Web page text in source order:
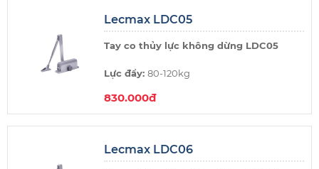
Không điểm dừng
Lecmax LDC05
Tay co thủy lực không dừng LDC05
Lực đẩy: 80-120kg
Thương hiệu:
Xuất xứ:Trung Quốc
Không điểm dừng
830.000đ
Lecmax LDC06